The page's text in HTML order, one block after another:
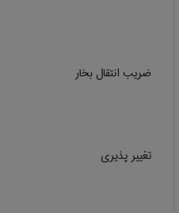
ضریب انتقال بخار
تغییر پذیری